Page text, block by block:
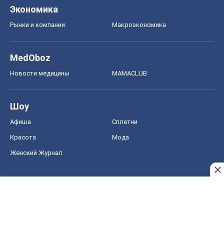
Экономика
Рынки и компании Mакроэкономика
MedOboz
Новости медицины MAMACLUB
Шоу
Афиша Сплетни
Красота Мода
Женский Журнал